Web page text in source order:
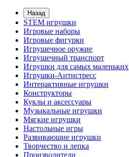
Назад
STEM игрушки
Игровые наборы
Игровые фигурки
Игрушечное оружие
Игрушечный транспорт
Игрушки для самых маленьких
Игрушки-Антистресс
Интерактивные игрушки
Конструкторы
Куклы и аксессуары
Музыкальные игрушки
Мягкие игрушки
Настольные игры
Развивающие игрушки
Творчество и лепка
Производители